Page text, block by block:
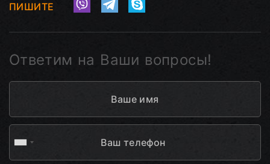
ПИШИТЕ
Ответим на Ваши вопросы!